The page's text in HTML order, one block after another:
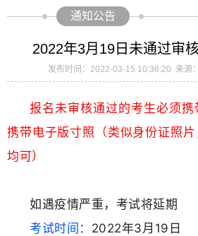
通知公告
2022年3月19日未通过审
发布时间：2022-03-15 10:36:20 来源
报名未审核通过的考生必须携
携带电子版寸照（类似身份证照
均可）
如遇疫情严重，考试将延期
考试时间： 2022年3月19日